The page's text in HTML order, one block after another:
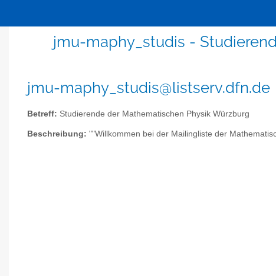
jmu-maphy_studis -
jmu-maphy_studis@listserv.dfn.de
Betreff: Studierende der Mathematischen Physik Würzburg
Beschreibung: ""Willkommen bei der Mailingliste der